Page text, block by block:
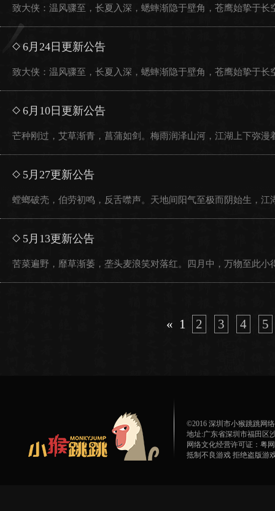
致大侠：温风骤至，长夏入深，蟋蟀渐隐于壁角，苍鹰始挚于
6月24日更新公告
致大侠：温风骤至，长夏入深，蟋蟀渐隐于壁角，苍鹰始挚于
6月10日更新公告
芒种刚过，艾草渐青，菖蒲如剑。梅雨润泽山河，江湖上下弥
5月27更新公告
螳螂破壳，伯劳初鸣，反舌噤声。天地间阳气至极而阴始生，
5月13更新公告
苦菜遍野，靡草渐萎，垄头麦浪笑对落红。四月中，万物至此
« 1 2 3 4 5
©2016 深圳市小猴跳跳网
地址:广东省深圳市福田区
网络文化经营许可证：粤
抵制不良游戏 拒绝盗版游